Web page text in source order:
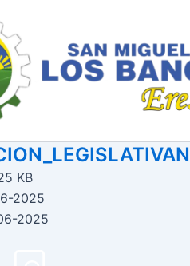
KB
2025
2025